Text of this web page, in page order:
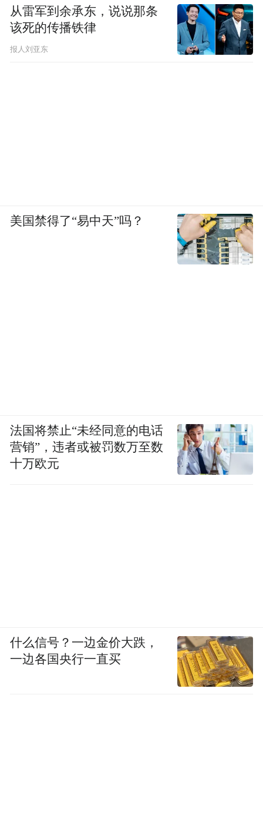
从雷军到余承东，说说那条
该死的传播铁律
报人刘亚东
美国禁得了“易中天”吗？
法国将禁止“未经同意的电话
营销”，违者或被罚数万至数
十万欧元
什么信号？一边金价大跌，
一边各国央行一直买